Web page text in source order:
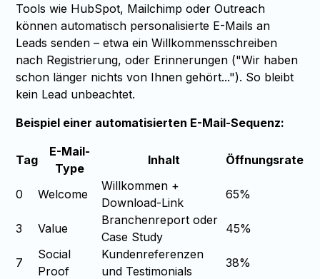
Tools wie HubSpot, Mailchimp oder Outreach
können automatisch personalisierte E-Mails an
Leads senden – etwa ein Willkommensschreiben
nach Registrierung, oder Erinnerungen ("Wir haben
schon länger nichts von Ihnen gehört..."). So bleibt
kein Lead unbeachtet.
Beispiel einer automatisierten E-Mail-Sequenz:
Tag
E-Mail-
Type
Inhalt Öffnungsrate
0 Welcome
Willkommen +
Download-Link
65%
3 Value
Branchenreport oder
Case Study
45%
7
Social
Proof
Kundenreferenzen
und Testimonials
38%